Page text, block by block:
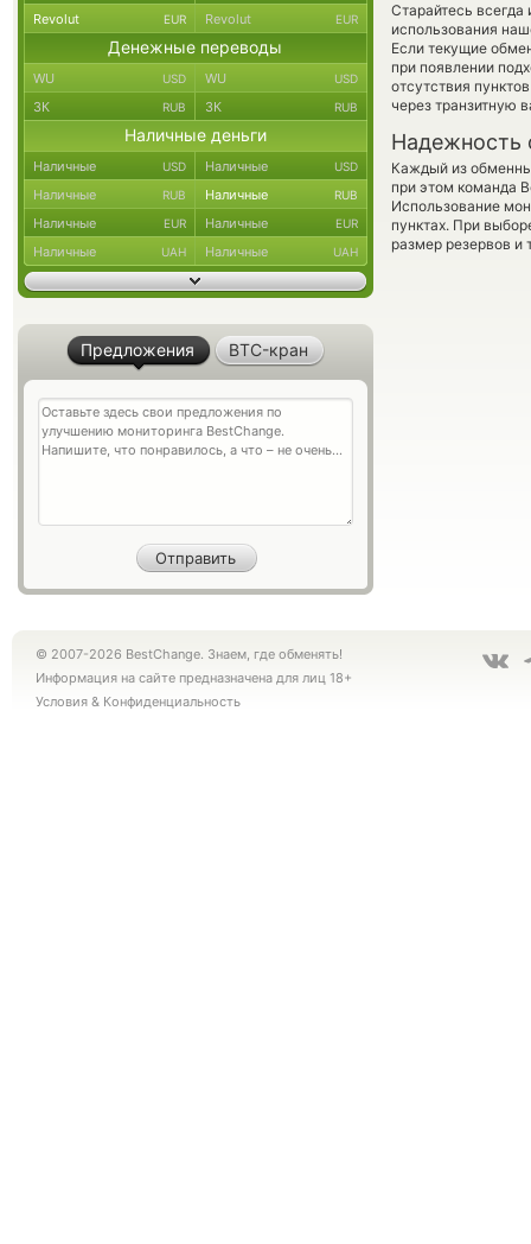
Старайтесь всегда
использования
Если текущие
при появлении
отсутствия
через транзитную
Надежность
Каждый из
при этом команда
Использование
пунктах. При
размер резервов и
Revolut EUR Revolut EUR
Денежные переводы
WU USD WU USD
ЗК RUB ЗК RUB
Наличные деньги
Наличные USD Наличные USD
Наличные RUB Наличные RUB
Наличные EUR Наличные EUR
Наличные UAH Наличные UAH
Предложения BTC-кран
© 2007-2026 BestChange. Знаем, где обменять!
Информация на сайте предназначена для лиц 18+
Условия & Конфиденциальность